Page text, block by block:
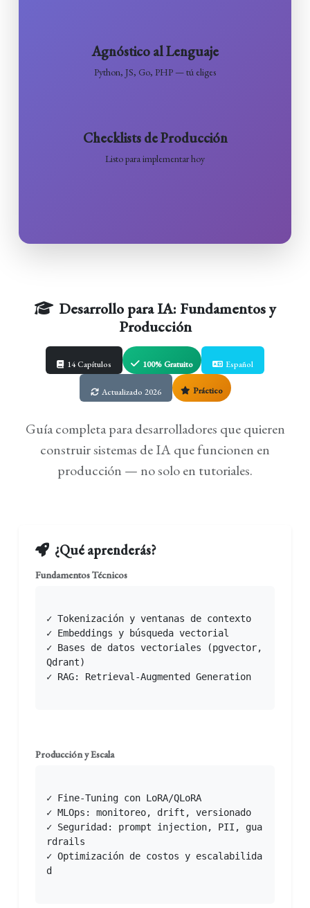
Agnóstico al Lenguaje
Python, JS, Go, PHP — tú eliges
Checklists de Producción
Listo para implementar hoy
Desarrollo para IA: Fundamentos y
Producción
14 Capítulos 100% Gratuito Español
Actualizado 2026 Práctico
Guía completapara desarrolladores que quieren
construir sistemas de IA que funcionen en
producción — no solo en tutoriales.
¿Qué aprenderás?
Fundamentos Técnicos
✓ Tokenización y ventanas de contexto
✓ Embeddings y búsqueda vectorial
✓ Bases de datos vectoriales (pgvector,
Qdrant)
✓ RAG: Retrieval-Augmented Generation
Producción y Escala
✓ Fine-Tuning con LoRA/QLoRA
✓ MLOps: monitoreo, drift, versionado
✓ Seguridad: prompt injection, PII, gua
rdrails
✓ Optimización de costos y escalabilida
d